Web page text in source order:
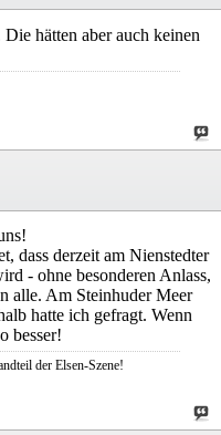
hätten aber auch keinen
dass derzeit am Nienstedter
- ohne besonderen Anlass,
alle. Am Steinhuder Meer
hatte ich gefragt. Wenn
besser!
der Elsen-Szene!